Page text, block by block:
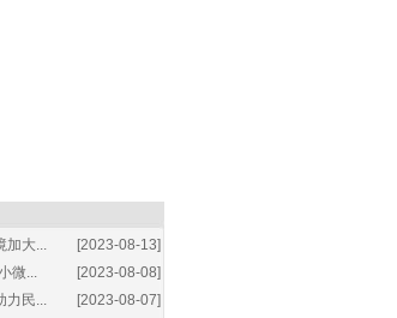
[2023-08-13]
加大...
[2023-08-08]
微...
[2023-08-07]
力民...